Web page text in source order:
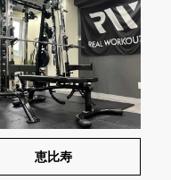
恵比寿